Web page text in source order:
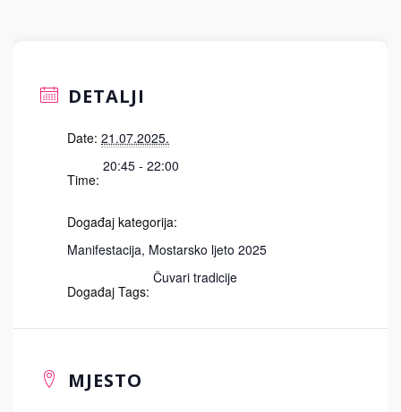
DETALJI
Date: 21.07.2025.
Time:
20:45 - 22:00
Događaj kategorija:
Manifestacija, Mostarsko ljeto 2025
Događaj Tags:
Čuvari tradicije
MJESTO